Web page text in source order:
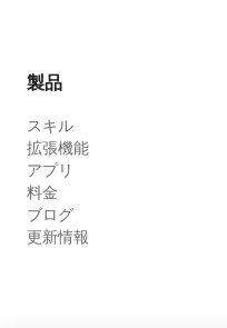
製品
スキル
拡張機能
アプリ
料金
ブログ
更新情報